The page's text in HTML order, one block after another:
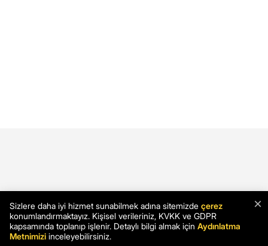
×
Sizlere daha iyi hizmet sunabilmek adına sitemizde çerez
konumlandırmaktayız. Kişisel verileriniz, KVKK ve GDPR
kapsamında toplanıp işlenir. Detaylı bilgi almak için Aydınlatma
Metnimizi inceleyebilirsiniz.